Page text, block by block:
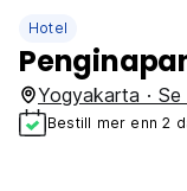
Hotel
Yogyakarta ·
Bestill mer enn 2